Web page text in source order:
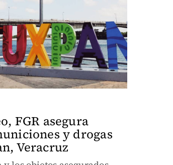
FGR asegura
y drogas
Veracruz